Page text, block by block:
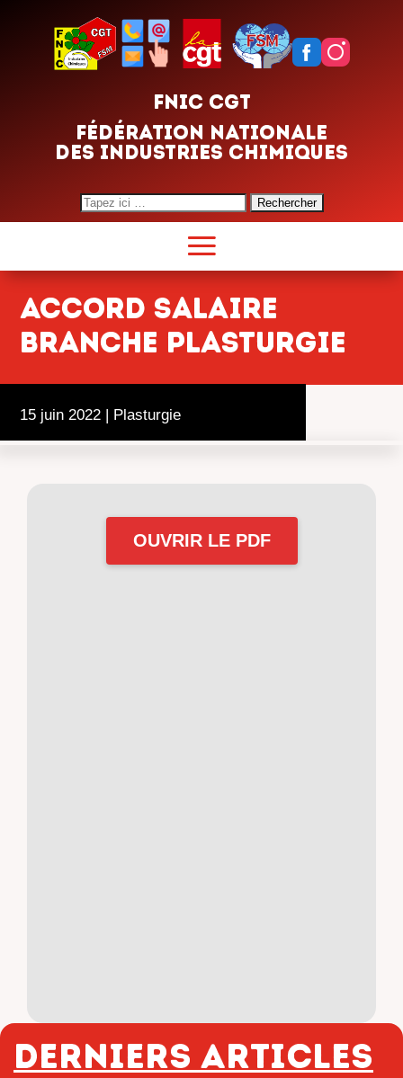
FNIC CGT
FÉDÉRATION NATIONALE
DES INDUSTRIES CHIMIQUES
Search
for:
Accord salaire
Branche Plasturgie
15 juin 2022 | Plasturgie
OUVRIR LE PDF
Derniers articles